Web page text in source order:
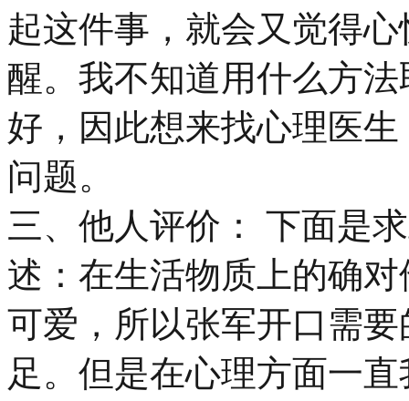
起这件事，就会又觉得
醒。我不知道用什么方
好，因此想来找心理医
问题。
三、他人评价： 下面是
述：在生活物质上的确
可爱，所以张军开口需
足。但是在心理方面一